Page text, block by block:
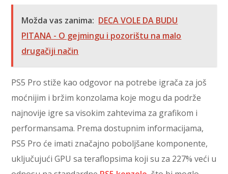
Možda vas zanima: DECA VOLE DA BUDU
PITANA - O gejmingu i pozorištu na malo
drugačiji način
PS5 Pro stiže kao odgovor na potrebe igrača za još
moćnijim i bržim konzolama koje mogu da podrže
najnovije igre sa visokim zahtevima za grafikom i
performansama. Prema dostupnim informacijama,
PS5 Pro će imati značajno poboljšane komponente,
uključujući GPU sa teraflopsima koji su za 227% veći u